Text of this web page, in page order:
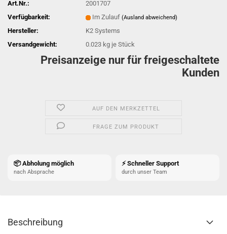
Art.Nr.:
2001707
Verfügbarkeit:
Im Zulauf (Ausland abweichend)
Hersteller:
K2 Systems
Versandgewicht:
0.023 kg je Stück
Preisanzeige nur für freigeschaltete
Kunden
AUF DEN MERKZETTEL
FRAGE ZUM PRODUKT
📦 Abholung möglich
nach Absprache
⚡ Schneller Support
durch unser Team
Beschreibung